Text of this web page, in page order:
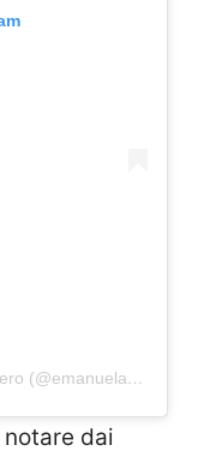
Un post condiviso da Emanuela Folliero (@emanuelafolliero_official)
dai